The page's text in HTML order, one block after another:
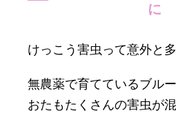
に
けっこう害虫って意外と
無農薬で育てているブル
おたもたくさんの害虫が